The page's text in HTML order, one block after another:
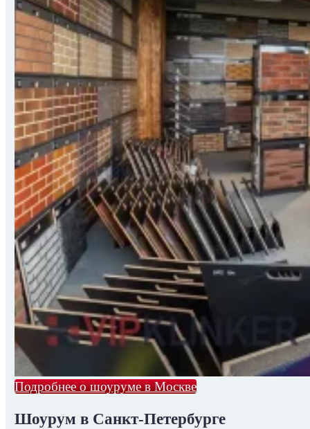
Подробнее о шоуруме в Москве
Шоурум в Санкт-Петербурге